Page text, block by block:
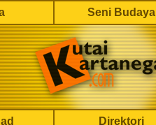
Seni Budaya
Direktori